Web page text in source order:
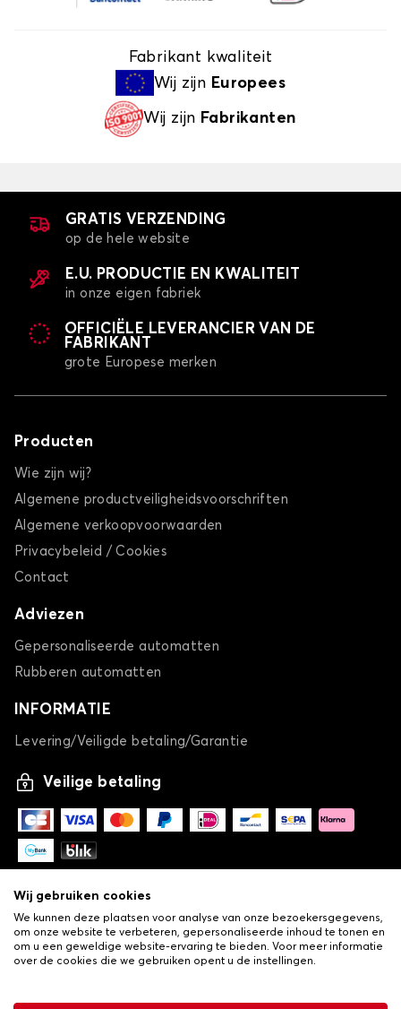
Fabrikant kwaliteit
Wij zijn Europees
Wij zijn Fabrikanten
GRATIS VERZENDING
op de hele website
E.U. PRODUCTIE EN KWALITEIT
in onze eigen fabriek
OFFICIËLE LEVERANCIER VAN DE
FABRIKANT
grote Europese merken
Producten
Wie zijn wij?
Algemene productveiligheidsvoorschriften
Algemene verkoopvoorwaarden
Privacybeleid / Cookies
Contact
Adviezen
Gepersonaliseerde automatten
Rubberen automatten
INFORMATIE
Levering/Veiligde betaling/Garantie
Veilige betaling
Algemene verkoopvoorwaarden•Privacy- en cookiebeleid
Wij gebruiken cookies
We kunnen deze plaatsen voor analyse van onze bezoekersgegevens,
om onze website te verbeteren, gepersonaliseerde inhoud te tonen en
om u een geweldige website-ervaring te bieden. Voor meer informatie
over de cookies die we gebruiken opent u de instellingen.